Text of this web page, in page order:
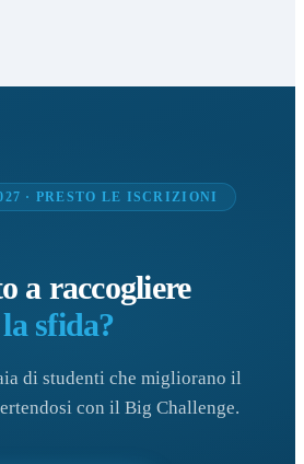
· PRESTO LE ISCRIZIONI
a raccogliere
la sfida?
di studenti che migliorano il
con il Big Challenge.